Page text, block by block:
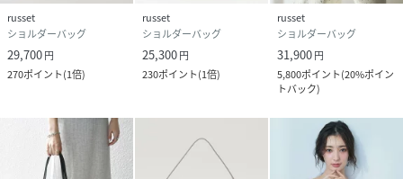
品番
MK3531_RUZ1042121A0013
RUZ1042121A0013-1v-1 MK3531)
russet
ショルダーバッグ
29,700円
270ポイント(1倍)
russet
ショルダーバッグ
25,300円
230ポイント(1倍)
russet
ショルダーバッグ
31,900円
5,800ポイント(20%ポイン
トバック)